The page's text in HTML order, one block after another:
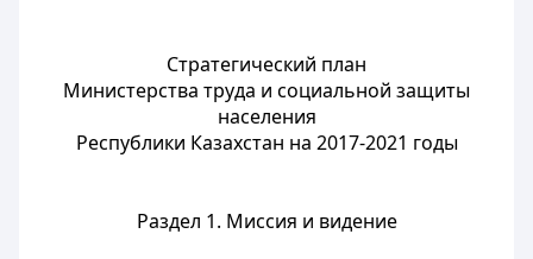
Стратегический план
Министерства труда и социальной защиты
населения
Республики Казахстан на 2017-2021 годы
Раздел 1. Миссия и видение